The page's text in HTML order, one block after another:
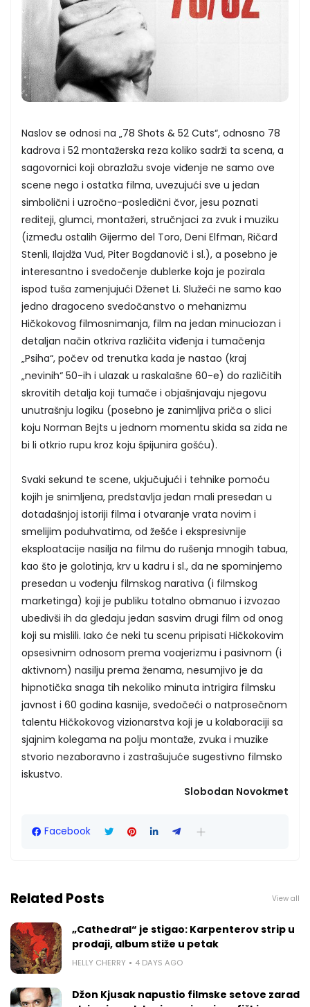
Naslov se odnosi na „78 Shots & 52 Cuts“, odnosno 78
kadrova i 52 montažerska reza koliko sadrži ta scena, a
sagovornici koji obrazlažu svoje viđenje ne samo ove
scene nego i ostatka filma, uvezujući sve u jedan
simbolični i uzročno-posledični čvor, jesu poznati
rediteji, glumci, montažeri, stručnjaci za zvuk i muziku
(između ostalih Gijermo del Toro, Deni Elfman, Ričard
Stenli, Ilajdža Vud, Piter Bogdanovič i sl.), a posebno je
interesantno i svedočenje dublerke koja je pozirala
ispod tuša zamenjujući Dženet Li. Služeći ne samo kao
jedno dragoceno svedočanstvo o mehanizmu
Hičkokovog filmosnimanja, film na jedan minuciozan i
detaljan način otkriva različita viđenja i tumačenja
„Psiha“, počev od trenutka kada je nastao (kraj
„nevinih“ 50-ih i ulazak u raskalašne 60-e) do različitih
skrovitih detalja koji tumače i objašnjavaju njegovu
unutrašnju logiku (posebno je zanimljiva priča o slici
koju Norman Bejts u jednom momentu skida sa zida ne
bi li otkrio rupu kroz koju špijunira gošću).
Svaki sekund te scene, ukjučujući i tehnike pomoću
kojih je snimljena, predstavlja jedan mali presedan u
dotadašnjoj istoriji filma i otvaranje vrata novim i
smelijim poduhvatima, od žešće i ekspresivnije
eksploatacije nasilja na filmu do rušenja mnogih tabua,
kao što je golotinja, krv u kadru i sl., da ne spominjemo
presedan u vođenju filmskog narativa (i filmskog
marketinga) koji je publiku totalno obmanuo i izvozao
ubedivši ih da gledaju jedan sasvim drugi film od onog
koji su mislili. Iako će neki tu scenu pripisati Hičkokovim
opsesivnim odnosom prema voajerizmu i pasivnom (i
aktivnom) nasilju prema ženama, nesumjivo je da
hipnotička snaga tih nekoliko minuta intrigira filmsku
javnost i 60 godina kasnije, svedočeći o natprosečnom
talentu Hičkokovog vizionarstva koji je u kolaboraciji sa
sjajnim kolegama na polju montaže, zvuka i muzike
stvorio nezaboravno i zastrašujuće sugestivno filmsko
iskustvo.
Slobodan Novokmet
Facebook
Related Posts View all
„Cathedral“ je stigao: Karpenterov strip u
prodaji, album stiže u petak
HELLY CHERRY 4 DAYS AGO
Džon Kjusak napustio filmske setove zarad